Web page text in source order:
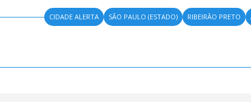
CIDADE ALERTA SÃO PAULO (ESTADO) RIBEIRÃO PRETO